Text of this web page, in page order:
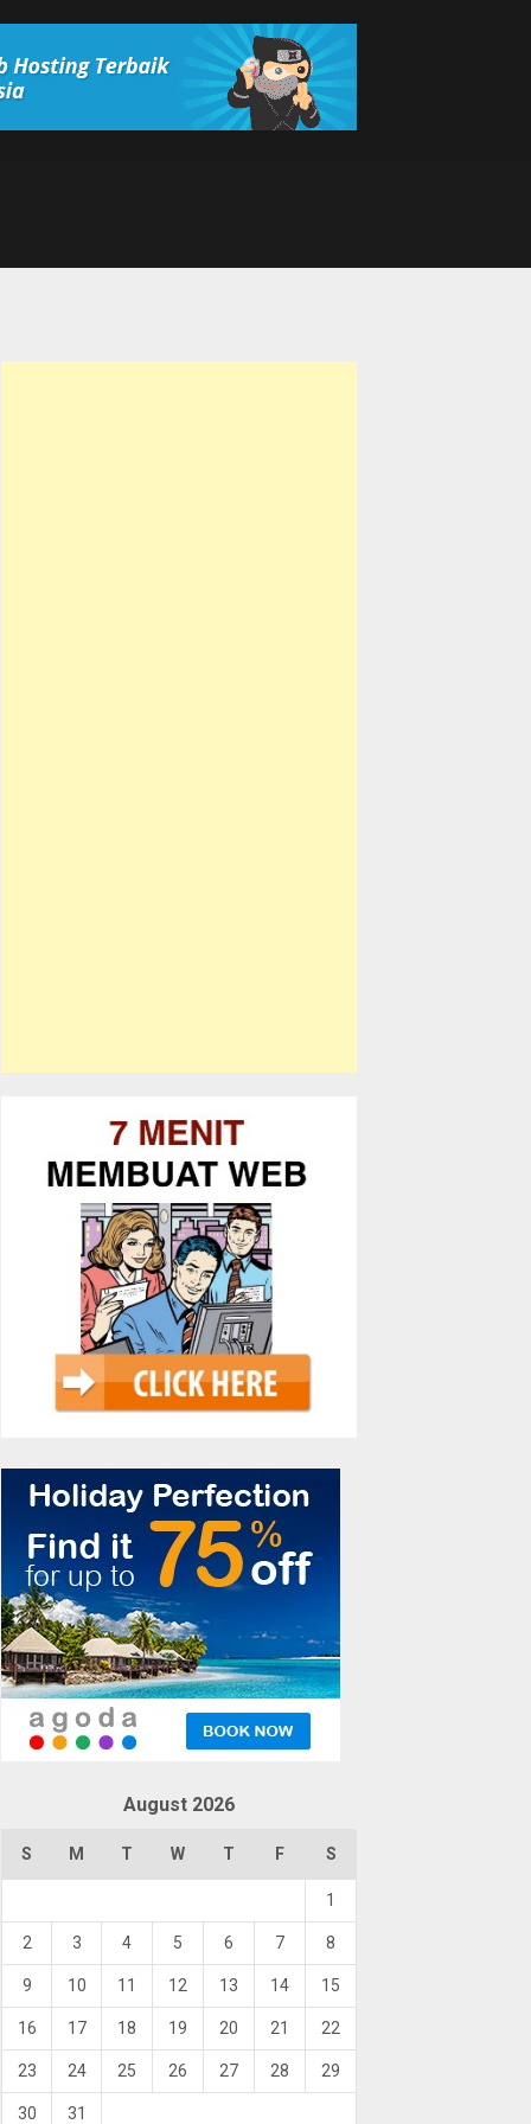
August 2026
S M T W T F S
1
2 3 4 5 6 7 8
9 10 11 12 13 14 15
16 17 18 19 20 21 22
23 24 25 26 27 28 29
30
31